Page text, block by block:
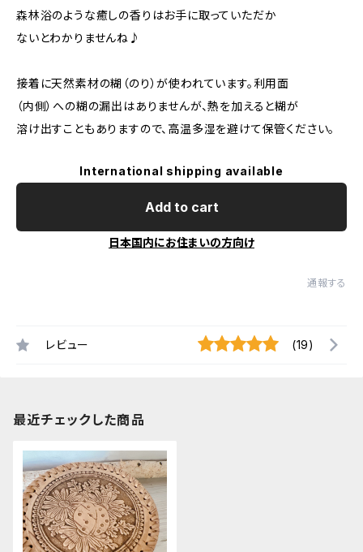
森林浴のような癒しの香りはお手に取っていただか
ないとわかりませんね♪
接着に天然素材の糊（のり）が使われています。利用面
（内側）への糊の漏出はありませんが、熱を加えると糊が
溶け出すこともありますので、高温多湿を避けて保管ください。
International shipping available
Add to cart
日本国内にお住まいの方向け
通報する
レビュー (19)
最近チェックした商品